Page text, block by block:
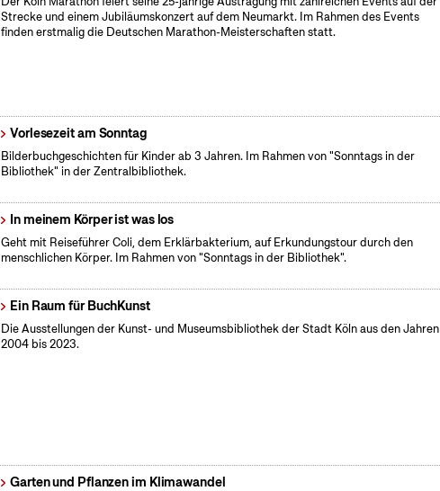
Strecke und einem Jubiläumskonzert auf dem Neumarkt. Im Rahmen des Events
finden erstmalig die Deutschen Marathon-Meisterschaften statt.
Vorlesezeit am Sonntag
Bilderbuchgeschichten für Kinder ab 3 Jahren. Im Rahmen von "Sonntags in der
Bibliothek" in der Zentralbibliothek.
In meinem Körper ist was los
Geht mit Reiseführer Coli, dem Erklärbakterium, auf Erkundungstour durch den
menschlichen Körper. Im Rahmen von "Sonntags in der Bibliothek".
Ein Raum für BuchKunst
Die Ausstellungen der Kunst- und Museumsbibliothek der Stadt Köln aus den Jahren
2004 bis 2023.
Garten und Pflanzen im Klimawandel